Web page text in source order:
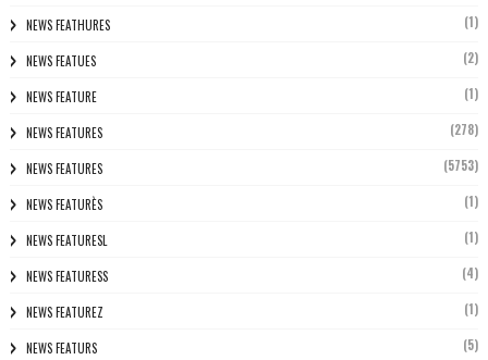
NEWS FEATHURES (1)
NEWS FEATUES (2)
NEWS FEATURE (1)
NEWS FEATURES (278)
NEWS FEATURES (5753)
NEWS FEATURÈS (1)
NEWS FEATURESL (1)
NEWS FEATURESS (4)
NEWS FEATUREZ (1)
NEWS FEATURS (5)